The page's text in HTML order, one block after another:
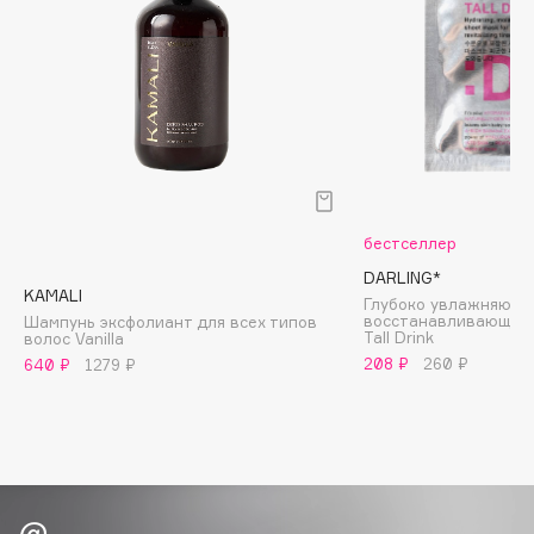
Boadicea The Victorious
Brunello Cucinelli
Bvlgari
by TERRY
KAMALI
Шампунь эксфолиант для всех типов
волос Vanilla
640 ₽
1279 ₽
бестселлер
DARLING*
Глубоко
восстанавливающая
Tall Drink
208 ₽
260 ₽